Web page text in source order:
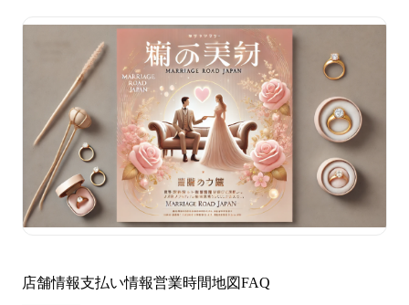
店舗情報支払い情報営業時間地図FAQ